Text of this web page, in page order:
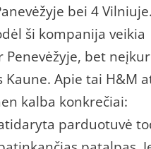
bei 4
ši kompanija veikia
Penevėžyje, bet
Kaune. Apie tai H&M
kalba konkrečiai:
parduotuvė